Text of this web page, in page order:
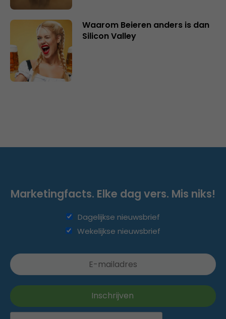
Waarom Beieren anders is dan
Silicon Valley
Marketingfacts. Elke dag vers. Mis niks!
Dagelijkse nieuwsbrief
Wekelijkse nieuwsbrief